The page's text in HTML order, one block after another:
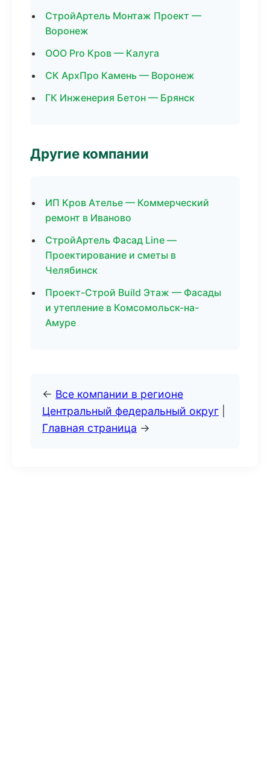
СтройАртель Монтаж Проект —
Воронеж
ООО Pro Кров — Калуга
СК АрхПро Камень — Воронеж
ГК Инженерия Бетон — Брянск
Другие компании
ИП Кров Ателье — Коммерческий
ремонт в Иваново
СтройАртель Фасад Line —
Проектирование и сметы в
Челябинск
Проект-Строй Build Этаж — Фасады
и утепление в Комсомольск-на-
Амуре
← Все компании в регионе
Центральный федеральный округ
Главная страница →